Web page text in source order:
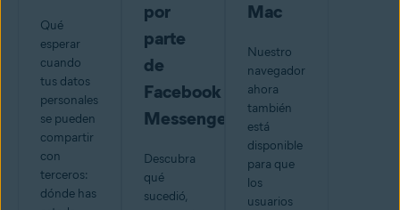
Qué
esperar
cuando
tus datos
personales
se pueden
compartir
con
terceros:
dónde has
por
parte
de
Facebook
Messenger
Descubra
qué
sucedió,
Mac
Nuestro
navegador
ahora
también
está
disponible
para que
los
usuarios